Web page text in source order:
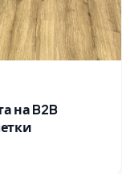
на B2B